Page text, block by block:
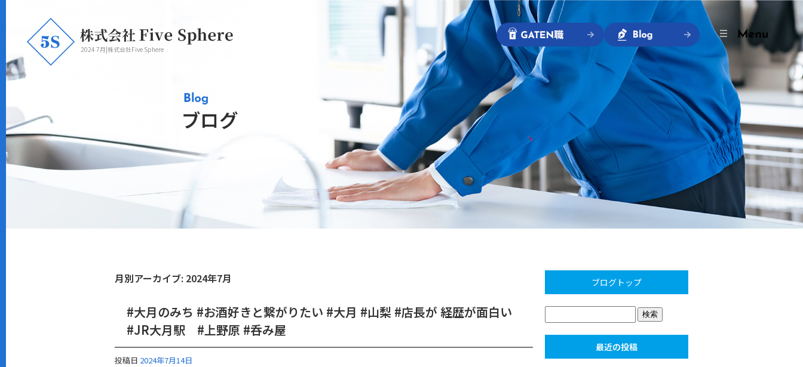
2024 7月|株式会社Five Sphere
月別アーカイブ: 2024年7月
#大月のみち #お酒好きと繋がりたい #大月 #山梨 #店長が 経歴が面白い
#JR大月駅 #上野原 #呑み屋
投稿日 2024年7月14日
ブログトップ
最近の投稿